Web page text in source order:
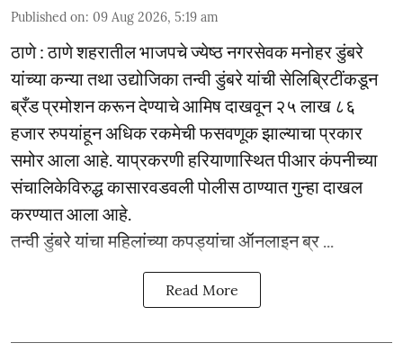
Published on: 09 Aug 2026, 5:19 am
ठाणे : ठाणे शहरातील भाजपचे ज्येष्ठ नगरसेवक मनोहर डुंबरे
यांच्या कन्या तथा उद्योजिका तन्वी डुंबरे यांची सेलिब्रिटींकडून
ब्रँड प्रमोशन करून देण्याचे आमिष दाखवून २५ लाख ८६
हजार रुपयांहून अधिक रकमेची फसवणूक झाल्याचा प्रकार
समोर आला आहे. याप्रकरणी हरियाणास्थित पीआर कंपनीच्या
संचालिकेविरुद्ध कासारवडवली पोलीस ठाण्यात गुन्हा दाखल
करण्यात आला आहे.
तन्वी डुंबरे यांचा महिलांच्या कपड्यांचा ऑनलाइन ब्र ...
Read More